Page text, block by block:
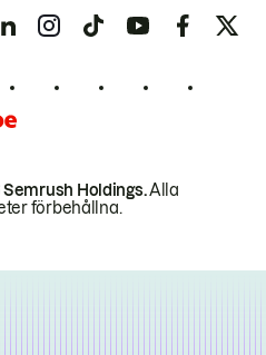
Semrush Holdings.Alla
förbehållna.